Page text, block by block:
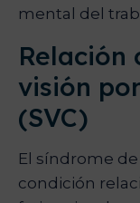
mental del
Relación
visión
(SVC)
El síndrome
condición